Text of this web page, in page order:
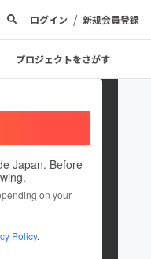
ログイン / 新規会員登録
プロジェクトをさがす
Japan. Before
on your
Policy.
います